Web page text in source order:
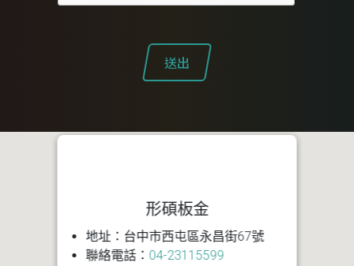
送出
形碩板金
地址：台中市西屯區永昌街67號
聯絡電話： 04-23115599